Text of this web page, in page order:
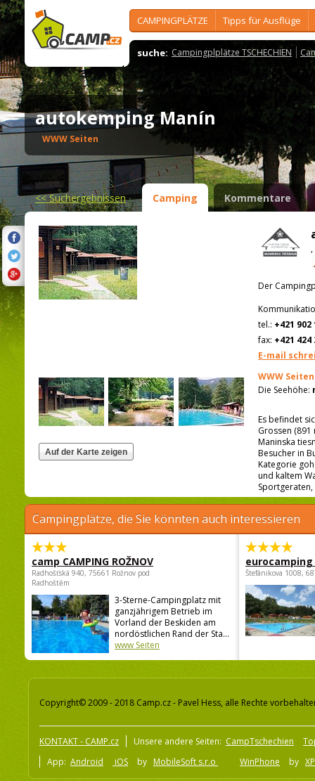
CAMPINGPLÄTZE Tipps für Ausflüge
suche: Campingplplätze TSCHECHIEN
autokemping Manín
WWW Seiten
<<Suchergebnissen Camping Kommentare
Der
tel.: +421 902
fax: +421 424
E-mail
WWW Seiten
Die Seehöhe:
Es befindet
Grossen (891
Maninska
Besucher in
Kategorie
und kaltem
Campingplätze, die Sie könnten auch interessieren
camp CAMPING ROŽNOV
Radhošťská 940, 75661 Rožnov pod
Radhoštěm
3-Sterne-Campingplatz mit
ganzjährigem Betrieb im
Vorland der Beskiden am
nordöstlichen Rand der Sta...
www Seiten
Štefánikova 1008,
Copyright© 2009 - 2018 Camp.cz - Pavel Hess, alle Rechte
KONTAKT - CAMP.cz Unsere andere Seiten: CampTschechien
App: Android iOS by MobileSoft s.r.o WinPhone by